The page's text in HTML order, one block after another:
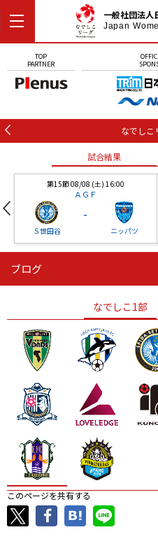
一般社団法人
Japan
TOP
PARTNER
なでしこ
試合結果
第15節 08/08 (土) 16:00
ＡＧＦ
Ｓ世田谷
-
ニッパツ
ニッパツ
ニッパツ 名古屋
ブログ
なでしこ1部
このページを共有する